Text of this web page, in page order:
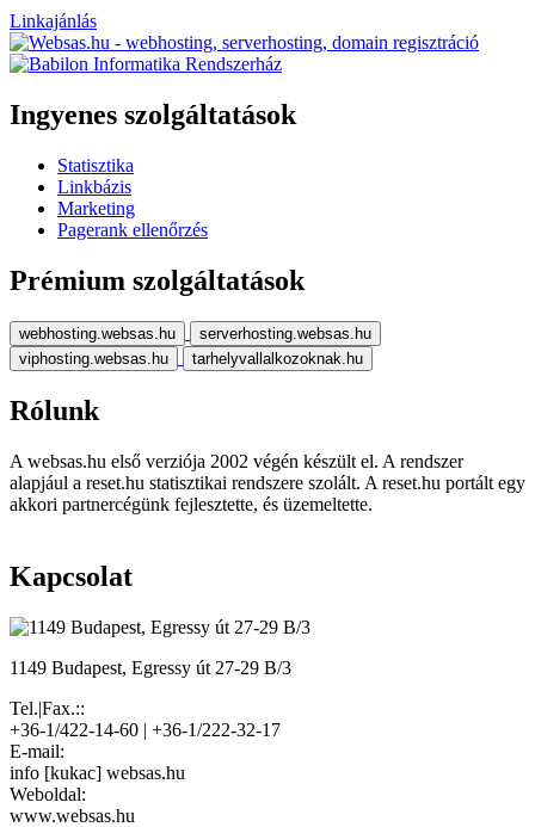
Linkajánlás
Ingyenes szolgáltatások
Statisztika
Linkbázis
Marketing
Pagerank ellenőrzés
Prémium szolgáltatások
webhosting.websas.hu
serverhosting.websas.hu
viphosting.websas.hu
tarhelyvallalkozoknak.hu
Rólunk
A websas.hu első verziója 2002 végén készült el. A rendszer
alapjául a reset.hu statisztikai rendszere szolált. A reset.hu portált egy
akkori partnercégünk fejlesztette, és üzemeltette.
Kapcsolat
1149 Budapest, Egressy út 27-29 B/3
Tel.|Fax.::
+36-1/422-14-60 | +36-1/222-32-17
E-mail:
info [kukac] websas.hu
Weboldal:
www.websas.hu